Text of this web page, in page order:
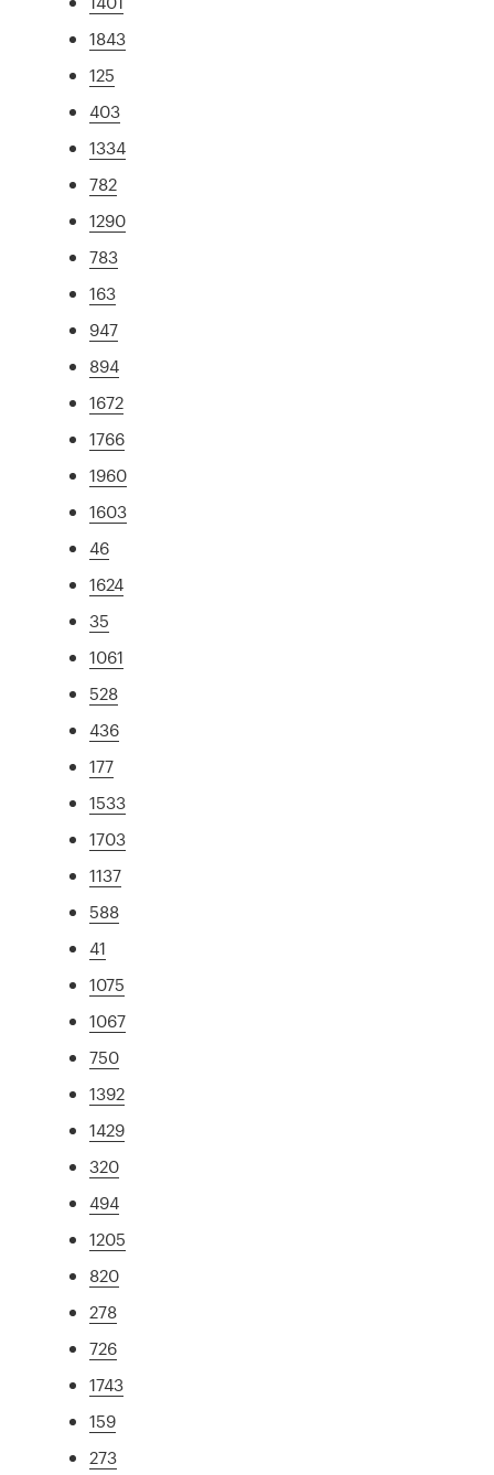
1843
125
403
1334
782
1290
783
163
947
894
1672
1766
1960
1603
46
1624
35
1061
528
436
177
1533
1703
1137
588
41
1075
1067
750
1392
1429
320
494
1205
820
278
726
1743
159
273